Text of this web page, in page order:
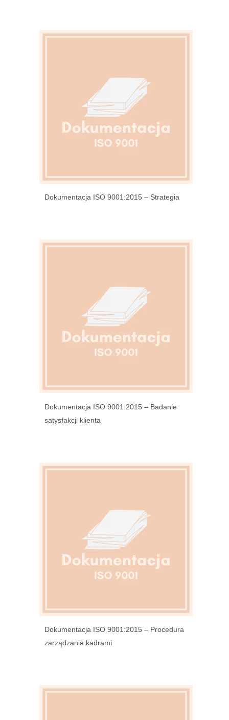
Dokumentacja ISO 9001:2015 – Strategia
Dokumentacja ISO 9001:2015 – Badanie
satysfakcji klienta
Dokumentacja ISO 9001:2015 – Procedura
zarządzania kadrami